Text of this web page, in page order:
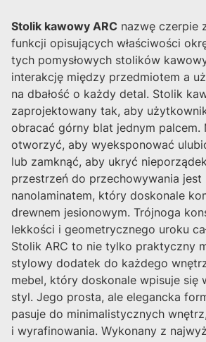
Stolik kawowy ARC nazwę czerpie
funkcji opisujących właściwości
tych pomysłowych stolików
interakcję między przedmiotem a
na dbałość o każdy detal. Stolik
zaprojektowany tak, aby
obracać górny blat jednym palcem.
otworzyć, aby wyeksponować
lub zamknąć, aby ukryć
przestrzeń do przechowywania jest
nanolaminatem, który doskonale
drewnem jesionowym. Trójnoga
lekkości i geometrycznego uroku
Stolik ARC to nie tylko praktyczny
stylowy dodatek do każdego
mebel, który doskonale wpisuje się
styl. Jego prosta, ale elegancka
pasuje do minimalistycznych
i wyrafinowania. Wykonany z